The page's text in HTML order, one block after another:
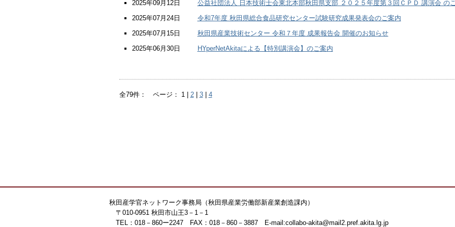
2025年09月12日
公益社団法人 日本技術士会東北本部秋田県支部 ２０２５年度第３回ＣＰＤ 講演会 の
2025年07月24日
令和7年度 秋田県総合食品研究センター試験研究成果発表会のご案内
2025年07月15日
秋田県産業技術センター 令和７年度 成果報告会 開催のお知らせ
2025年06月30日
HYperNetAkitaによる【特別講演会】のご案内
全79件： ページ： 1 | 2| 3| 4
秋田産学官ネットワーク事務局（秋田県産業労働部新産業創造課内）
〒010-0951 秋田市山王3－1－1
TEL：018－860ー2247 FAX：018－860－3887 E-mail:collabo-akita@mail2.pref.akita.lg.jp